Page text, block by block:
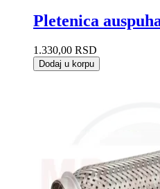
Pletenica
1.330,00 RSD
Dodaj u korpu